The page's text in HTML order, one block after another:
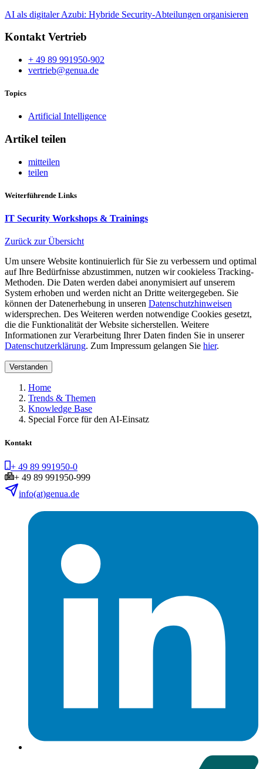
AI als digitaler Azubi: Hybride Security-Abteilungen organisieren
Kontakt Vertrieb
+ 49 89 991950-902
vertrieb@genua.de
Topics
Artificial Intelligence
Artikel teilen
mitteilen
teilen
Weiterführende Links
IT Security Workshops & Trainings
Zurück zur Übersicht
Um unsere Website kontinuierlich für Sie zu verbessern und optimal
auf Ihre Bedürfnisse abzustimmen, nutzen wir cookieless Tracking-
Methoden. Die Daten werden dabei anonymisiert auf unserem
System erhoben und werden nicht an Dritte weitergegeben. Sie
können der Datenerhebung in unseren Datenschutzhinweisen
widersprechen. Des Weiteren werden notwendige Cookies gesetzt,
die die Funktionalität der Website sicherstellen. Weitere
Informationen zur Verarbeitung Ihrer Daten finden Sie in unserer
Datenschutzerklärung. Zum Impressum gelangen Sie hier.
Verstanden
Home
Trends & Themen
Knowledge Base
Special Force für den AI-Einsatz
Kontakt
+ 49 89 991950-0
+ 49 89 991950-999
info(at)genua.de